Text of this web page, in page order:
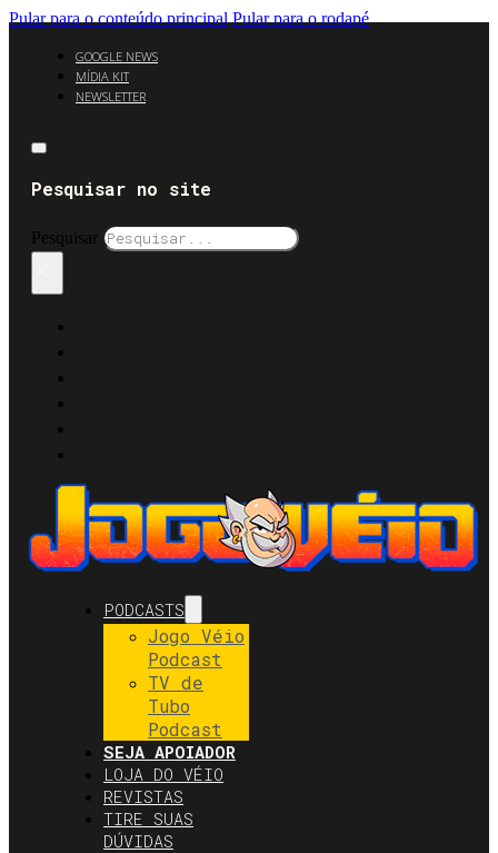
Pular para o conteúdo principal Pular para o rodapé
GOOGLE NEWS
MÍDIA KIT
NEWSLETTER
Pesquisar no site
Pesquisar
PODCASTS
Jogo Véio
Podcast
TV de
Tubo
Podcast
SEJA APOIADOR
LOJA DO VÉIO
REVISTAS
TIRE SUAS
DÚVIDAS